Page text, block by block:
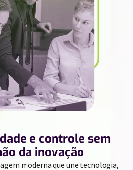
e controle sem
da inovação
moderna que une tecnologia,